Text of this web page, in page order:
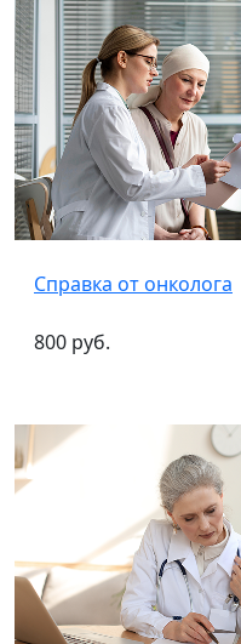
Справка от онколога
800 руб.